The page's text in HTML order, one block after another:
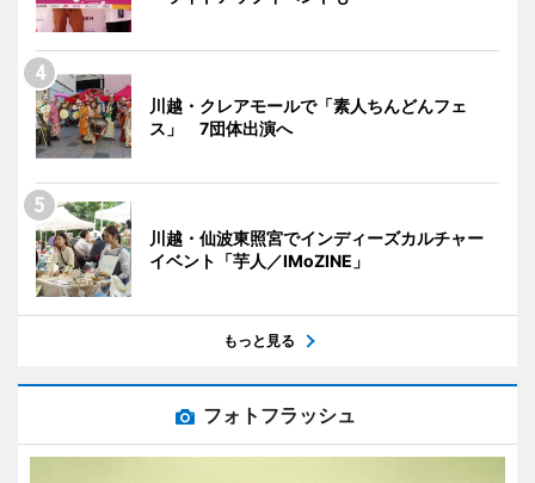
川越・クレアモールで「素人ちんどんフェ
ス」 7団体出演へ
川越・仙波東照宮でインディーズカルチャー
イベント「芋人／IMoZINE」
もっと見る
フォトフラッシュ